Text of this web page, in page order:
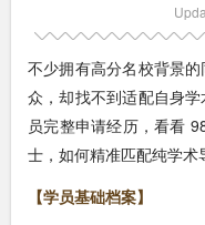
不少拥有高分名校背景
众，却找不到适配自身
员完整申请经历，看看
士，如何精准匹配纯学术
【学员基础档案】